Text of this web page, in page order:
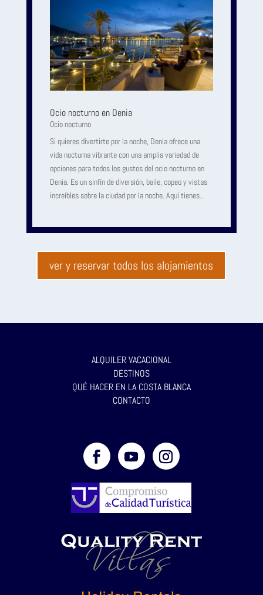
Ocio nocturno en Denia
Ocio nocturno
Si quieres divertirte por la noche, Denia ofrece una
vida nocturna vibrante con una amplia variedad de
opciones para todos los gustos del ocio nocturno en
Denia. Es un sinfín de diversión, baile, copeo y vistas
increíbles sobre la ciudad por la noche. Aquí tienes...
ver y reservar todos los alojamientos
ALQUILER VACACIONAL
DESTINOS
QUÉ HACER EN LA COSTA BLANCA
CONTACTO